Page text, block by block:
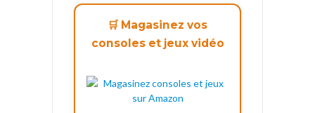
🛒 Magasinez vos
consoles et jeux vidéo